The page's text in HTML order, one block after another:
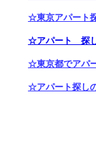
☆東京アパート
☆アパート 探
☆東京都でアパ
☆アパート探し